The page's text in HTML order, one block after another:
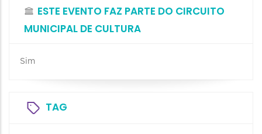
ESTE EVENTO FAZ PARTE DO CIRCUITO
MUNICIPAL DE CULTURA
Sim
TAG